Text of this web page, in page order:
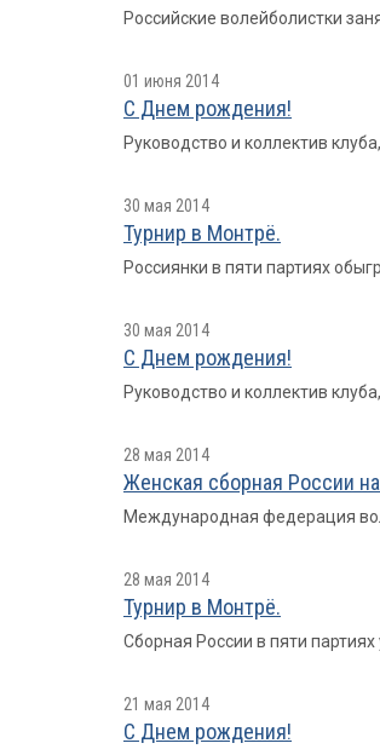
Российские волейболистки
01 июня 2014
С Днем рождения!
Руководство и коллектив
30 мая 2014
Турнир в Монтрё.
Россиянки в пяти партиях
30 мая 2014
С Днем рождения!
Руководство и коллектив
28 мая 2014
Женская сборная России
Международная федерация
28 мая 2014
Турнир в Монтрё.
Сборная России в пяти партиях
21 мая 2014
С Днем рождения!